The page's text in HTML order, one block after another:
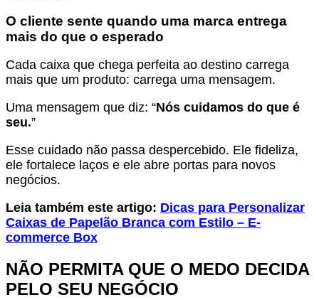
O cliente sente quando uma marca entrega
mais do que o esperado
Cada caixa que chega perfeita ao destino carrega
mais que um produto: carrega uma mensagem.
Uma mensagem que diz: “Nós cuidamos do que é
seu.”
Esse cuidado não passa despercebido. Ele fideliza,
ele fortalece laços e ele abre portas para novos
negócios.
Leia também este artigo: Dicas para Personalizar
Caixas de Papelão Branca com Estilo – E-
commerce Box
NÃO PERMITA QUE O MEDO DECIDA
PELO SEU NEGÓCIO